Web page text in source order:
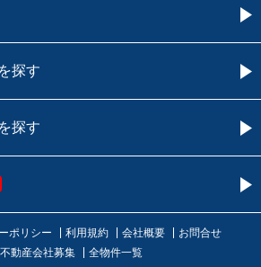
探す
探す
ポリシー 利用規約 会社概要
お問合せ
動産会社募集
全物件一覧